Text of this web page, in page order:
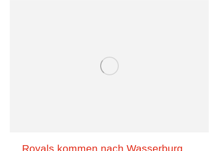
Royals kommen nach Wasserburg